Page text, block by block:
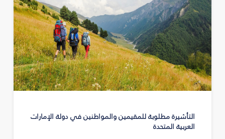
التأشيرة مطلوبة للمقيمين والمواطنين في دولة الإمارات
العربية المتحدة